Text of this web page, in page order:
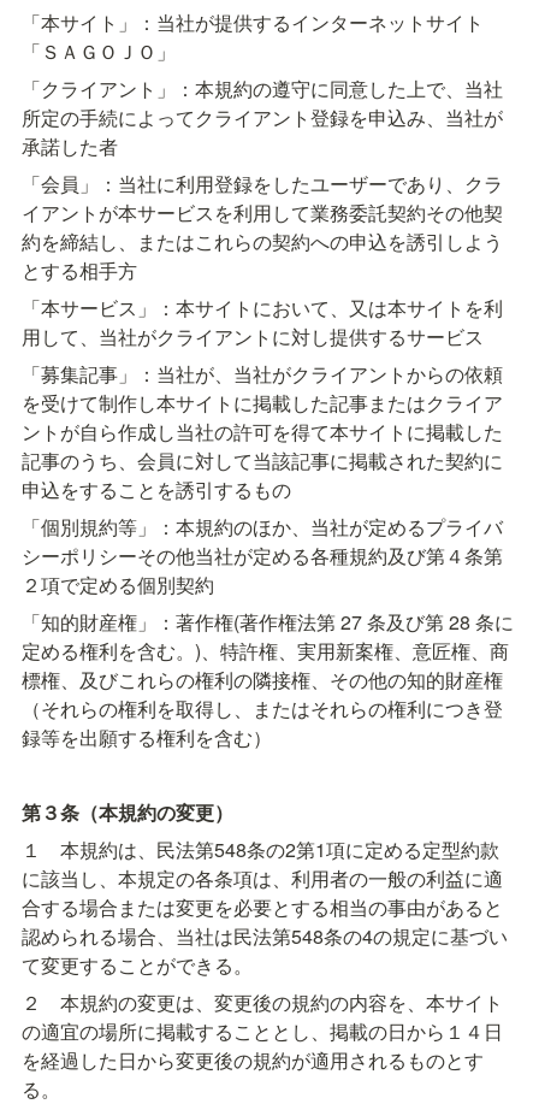
「本サイト」：当社が提供するインターネットサイト
「ＳＡＧＯＪＯ」
「クライアント」：本規約の遵守に同意した上で、当社
所定の手続によってクライアント登録を申込み、当社が
承諾した者
「会員」：当社に利用登録をしたユーザーであり、クラ
イアントが本サービスを利用して業務委託契約その他契
約を締結し、またはこれらの契約への申込を誘引しよう
とする相手方
「本サービス」：本サイトにおいて、又は本サイトを利
用して、当社がクライアントに対し提供するサービス
「募集記事」：当社が、当社がクライアントからの依頼
を受けて制作し本サイトに掲載した記事またはクライア
ントが自ら作成し当社の許可を得て本サイトに掲載した
記事のうち、会員に対して当該記事に掲載された契約に
申込をすることを誘引するもの
「個別規約等」：本規約のほか、当社が定めるプライバ
シーポリシーその他当社が定める各種規約及び第４条第
２項で定める個別契約
「知的財産権」：著作権(著作権法第 27 条及び第 28 条に
定める権利を含む。)、特許権、実用新案権、意匠権、商
標権、及びこれらの権利の隣接権、その他の知的財産権
（それらの権利を取得し、またはそれらの権利につき登
録等を出願する権利を含む）
第３条（本規約の変更）
１　本規約は、民法第548条の2第1項に定める定型約款
に該当し、本規定の各条項は、利用者の一般の利益に適
合する場合または変更を必要とする相当の事由があると
認められる場合、当社は民法第548条の4の規定に基づい
て変更することができる。
２　本規約の変更は、変更後の規約の内容を、本サイト
の適宜の場所に掲載することとし、掲載の日から１４日
を経過した日から変更後の規約が適用されるものとす
る。